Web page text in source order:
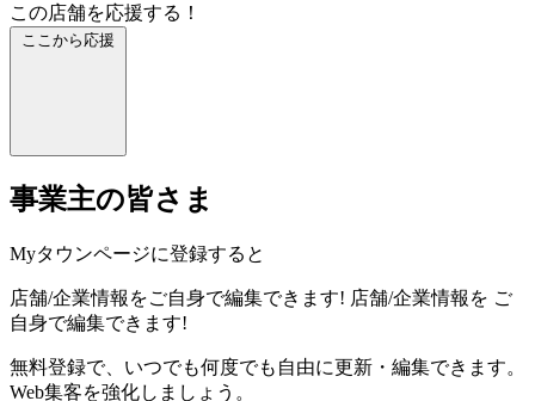
この店舗を応援する！
ここから応援
事業主の皆さま
Myタウンページに登録すると
店舗/企業情報をご自身で編集できます! 店舗/企業情報を ご
自身で編集できます!
無料登録で、いつでも何度でも自由に更新・編集できます。
Web集客を強化しましょう。